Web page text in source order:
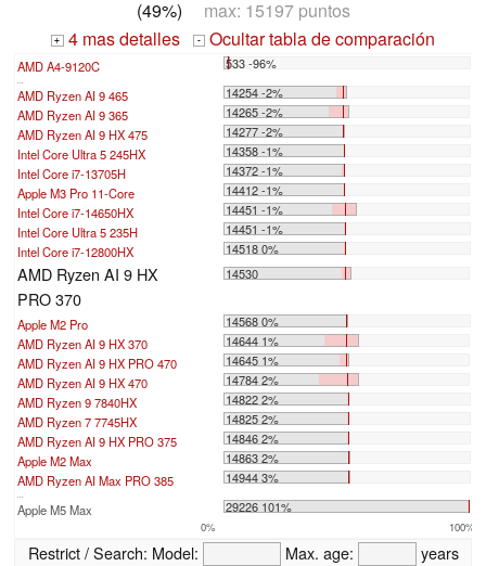
(49%) max: 15197 puntos
+ 4 mas detalles - Ocultar tabla de comparación
AMD A4-9120C 533 -96%
...
AMD Ryzen AI 9 465
14254 -2%
AMD Ryzen AI 9 365
14265 -2%
AMD Ryzen AI 9 HX 475
14277 -2%
Intel Core Ultra 5 245HX
14358 -1%
Intel Core i7-13705H
14372 -1%
Apple M3 Pro 11-Core
14412 -1%
Intel Core i7-14650HX
14451 -1%
Intel Core Ultra 5 235H
14451 -1%
Intel Core i7-12800HX
14518 0%
AMD Ryzen AI 9 HX
PRO 370
14530
Apple M2 Pro
14568 0%
AMD Ryzen AI 9 HX 370
14644 1%
AMD Ryzen AI 9 HX PRO 470
14645 1%
AMD Ryzen AI 9 HX 470
14784 2%
AMD Ryzen 9 7840HX
14822 2%
AMD Ryzen 7 7745HX
14825 2%
AMD Ryzen AI 9 HX PRO 375
14846 2%
Apple M2 Max
14863 2%
AMD Ryzen AI Max PRO 385
14944 3%
...
Apple M5 Max 29226 101%
0% 100%
Restrict / Search: Model: Max. age:
years